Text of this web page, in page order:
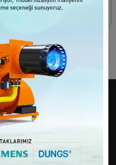
270 - 12500 kW